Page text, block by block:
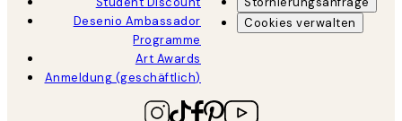
Desenio Ambassador
Programme
Art Awards
Anmeldung (geschäftlich)
Cookies verwalten